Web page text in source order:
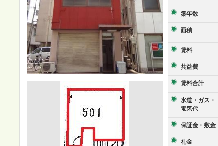
築年数
面積
賃料
共益費
賃料合計
水道・ガス・
電気代
保証金・敷金
礼金